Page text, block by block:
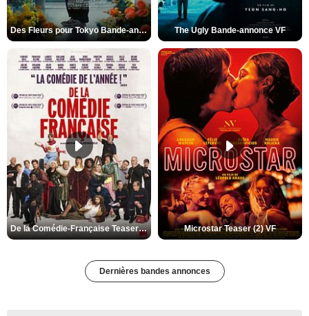
Des Fleurs pour Tokyo Bande-annonce VO STFR The Ugly Bande-annonce VF
De la Comédie-Française Teaser (3) VF Microstar Teaser (2) VF
Dernières bandes annonces